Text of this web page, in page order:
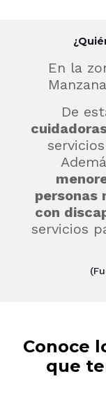
En la
De
personas
con
servicios
Conoce
que